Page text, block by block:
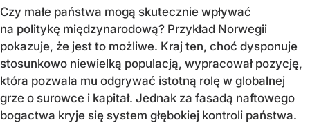
Czy małe państwa mogą skutecznie wpływać
na politykę międzynarodową? Przykład Norwegii
pokazuje, że jest to możliwe. Kraj ten, choć dysponuje
stosunkowo niewielką populacją, wypracował pozycję,
która pozwala mu odgrywać istotną rolę w globalnej
grze o surowce i kapitał. Jednak za fasadą naftowego
bogactwa kryje się system głębokiej kontroli państwa.